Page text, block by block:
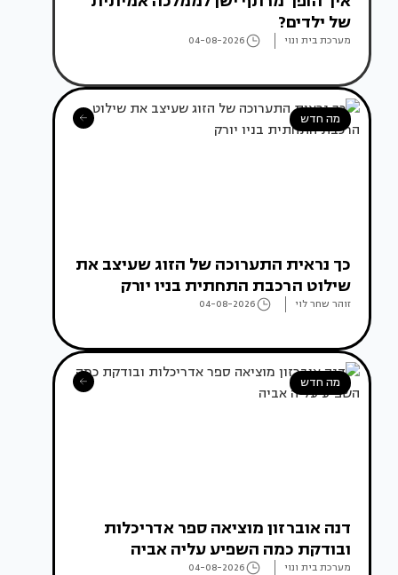
של ילדים?
מערכת בית ונוי 04-08-2026
מה חדש
כך נראית התערוכה של הזוג שעיצב את
שילוט הרכבת התחתית בניו יורק
זוהר שחר לוי 04-08-2026
מה חדש
דנה אוברזון מוציאה ספר אדריכלות
ובודקת כמה השפיע עליה אביה
מערכת בית ונוי 04-08-2026